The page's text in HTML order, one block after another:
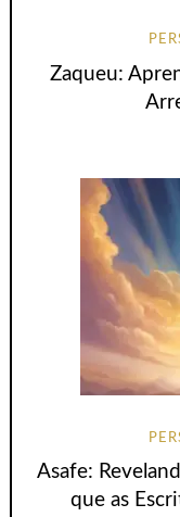
Zaqueu:
Asafe:
que as